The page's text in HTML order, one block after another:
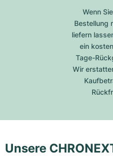
Wenn
Bestellung
liefern
ein
Tage-
Wir
Unsere